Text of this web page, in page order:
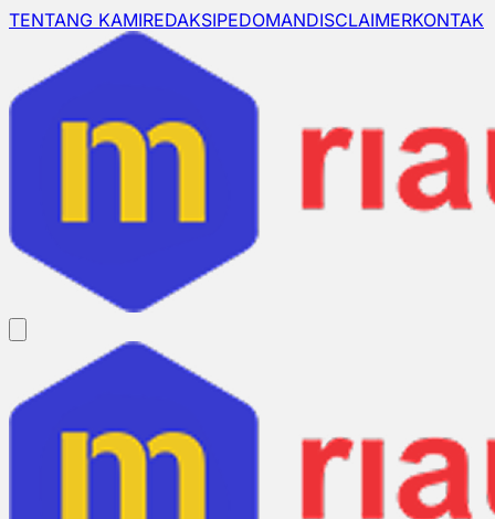
TENTANG KAMIREDAKSIPEDOMANDISCLAIMERKONTAK